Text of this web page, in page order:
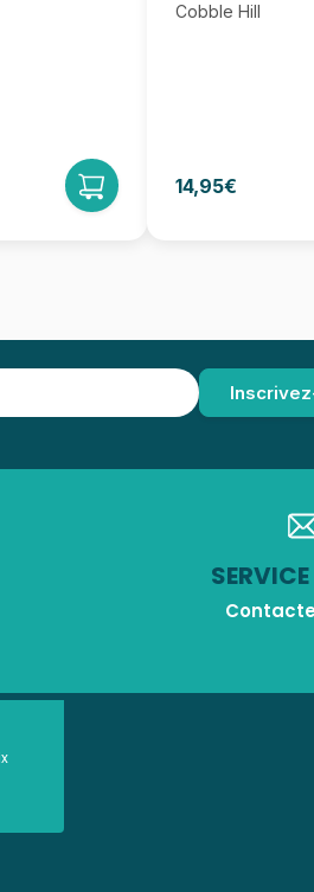
Cobble Hill
14,95€